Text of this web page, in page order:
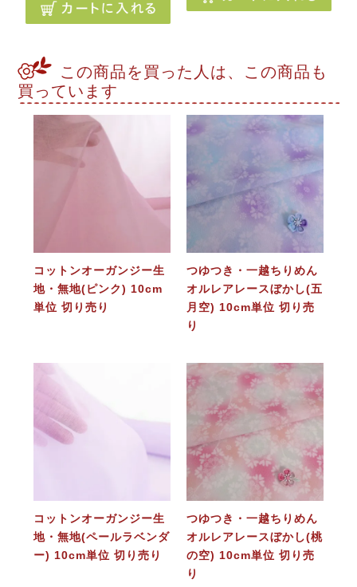
この商品を買った人は、この商品も
買っています
コットンオーガンジー生
地・無地(ピンク) 10cm
単位 切り売り
つゆつき・一越ちりめん
オルレアレースぼかし(五
月空) 10cm単位 切り売
り
コットンオーガンジー生
地・無地(ペールラベンダ
ー) 10cm単位 切り売り
つゆつき・一越ちりめん
オルレアレースぼかし(桃
の空) 10cm単位 切り売
り